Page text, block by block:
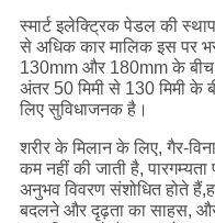
स्मार्ट इलेक्ट्रिक पेडल की
से अधिक कार मालिक इस पर
130mm और 180mm के
अंतर 50 मिमी से 130 मिमी के
लिए सुविधाजनक है।
शरीर के मिलान के लिए, गैर-
कम नहीं की जाती है, पारगम्यता
अनुभव विवरण संशोधित होते
बदलने और दृढ़ता का साहस, और